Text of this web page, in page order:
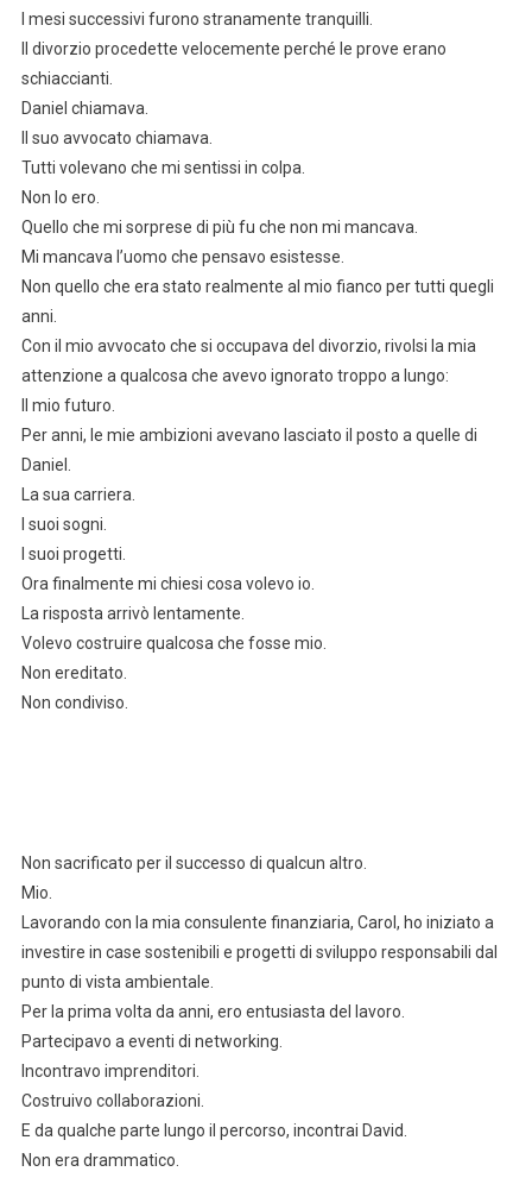
I mesi successivi furono stranamente tranquilli.
Il divorzio procedette velocemente perché le prove erano
schiaccianti.
Daniel chiamava.
Il suo avvocato chiamava.
Tutti volevano che mi sentissi in colpa.
Non lo ero.
Quello che mi sorprese di più fu che non mi mancava.
Mi mancava l’uomo che pensavo esistesse.
Non quello che era stato realmente al mio fianco per tutti quegli
anni.
Con il mio avvocato che si occupava del divorzio, rivolsi la mia
attenzione a qualcosa che avevo ignorato troppo a lungo:
Il mio futuro.
Per anni, le mie ambizioni avevano lasciato il posto a quelle di
Daniel.
La sua carriera.
I suoi sogni.
I suoi progetti.
Ora finalmente mi chiesi cosa volevo io.
La risposta arrivò lentamente.
Volevo costruire qualcosa che fosse mio.
Non ereditato.
Non condiviso.
Non sacrificato per il successo di qualcun altro.
Mio.
Lavorando con la mia consulente finanziaria, Carol, ho iniziato a
investire in case sostenibili e progetti di sviluppo responsabili dal
punto di vista ambientale.
Per la prima volta da anni, ero entusiasta del lavoro.
Partecipavo a eventi di networking.
Incontravo imprenditori.
Costruivo collaborazioni.
E da qualche parte lungo il percorso, incontrai David.
Non era drammatico.